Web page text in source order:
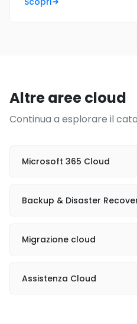
Altre aree cloud
Continua a esplorare il
Microsoft 365 Cloud
Backup & Disaster
Migrazione cloud
Assistenza Cloud